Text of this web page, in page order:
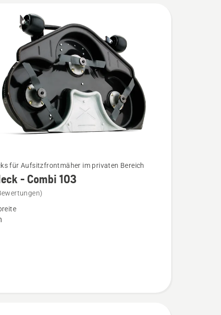
für Aufsitzfrontmäher im privaten Bereich
- Combi 103